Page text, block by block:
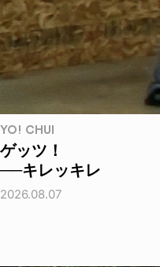
YO! CHUI
ゲッツ！
──キレッキレ
2026.08.07